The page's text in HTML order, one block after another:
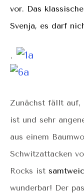
vor. Das
Svenja, es darf
.
Zunächst fällt auf,
ist und sehr
aus einem
Schwitzattacken
Rocks ist
wunderbar! Der